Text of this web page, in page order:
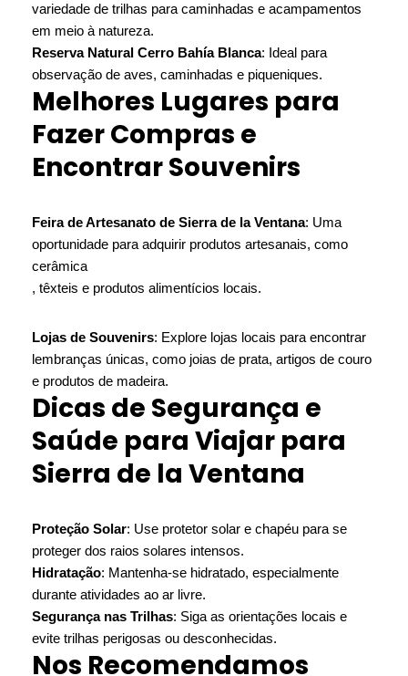
variedade de trilhas para caminhadas e acampamentos
em meio à natureza.
Reserva Natural Cerro Bahía Blanca: Ideal para
observação de aves, caminhadas e piqueniques.
Melhores Lugares para
Fazer Compras e
Encontrar Souvenirs
Feira de Artesanato de Sierra de la Ventana: Uma
oportunidade para adquirir produtos artesanais, como
cerâmica
, têxteis e produtos alimentícios locais.
Lojas de Souvenirs: Explore lojas locais para encontrar
lembranças únicas, como joias de prata, artigos de couro
e produtos de madeira.
Dicas de Segurança e
Saúde para Viajar para
Sierra de la Ventana
Proteção Solar: Use protetor solar e chapéu para se
proteger dos raios solares intensos.
Hidratação: Mantenha-se hidratado, especialmente
durante atividades ao ar livre.
Segurança nas Trilhas: Siga as orientações locais e
evite trilhas perigosas ou desconhecidas.
Nos Recomendamos